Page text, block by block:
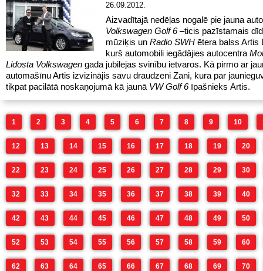
26.09.2012.
Aizvadītajā nedēļas nogalē pie jauna
Volkswagen Golf 6–ticis pazīstamais
mūziķis un Radio SWH ētera balss Artis
kurš automobili iegādājies autocentra
Lidosta Volkswagen gada jubilejas svinību ietvaros. Kā pirmo ar
automašīnu Artis izvizinājis savu draudzeni Zani, kura par
tikpat pacilātā noskaņojumā kā jaunā VW Golf 6īpašnieks Artis.
1 2 3 4 5 6 7 8 9 10
12 13 14 15 16 17 18 19 20
22 23 24 25 26 27 28 29 30
32 33 34 35 36 37 38 39 40
42 43 44 45 46 47 48 49 50
52 53 54 55 56 57 58 59 60
62 63 64 65 66 67 68 69 70